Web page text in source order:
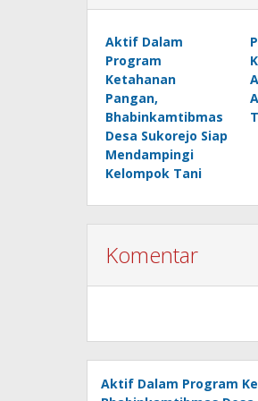
Aktif Dalam
Program
Ketahanan
Pangan,
Bhabinkamtibmas
Desa Sukorejo Siap
Mendampingi
Kelompok Tani
Komentar
Aktif Dalam Program